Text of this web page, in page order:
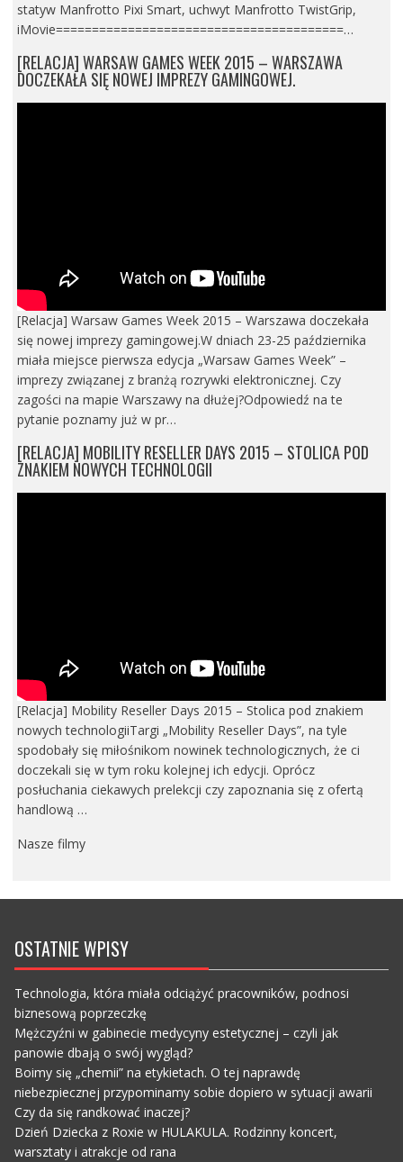
statyw Manfrotto Pixi Smart, uchwyt Manfrotto TwistGrip,
iMovie========================================…
[RELACJA] WARSAW GAMES WEEK 2015 – WARSZAWA
DOCZEKAŁA SIĘ NOWEJ IMPREZY GAMINGOWEJ.
[Relacja] Warsaw Games Week 2015 – Warszawa doczekała
się nowej imprezy gamingowej.W dniach 23-25 października
miała miejsce pierwsza edycja „Warsaw Games Week” –
imprezy związanej z branżą rozrywki elektronicznej. Czy
zagości na mapie Warszawy na dłużej?Odpowiedź na te
pytanie poznamy już w pr…
[RELACJA] MOBILITY RESELLER DAYS 2015 – STOLICA POD
ZNAKIEM NOWYCH TECHNOLOGII
[Relacja] Mobility Reseller Days 2015 – Stolica pod znakiem
nowych technologiiTargi „Mobility Reseller Days”, na tyle
spodobały się miłośnikom nowinek technologicznych, że ci
doczekali się w tym roku kolejnej ich edycji. Oprócz
posłuchania ciekawych prelekcji czy zapoznania się z ofertą
handlową …
Nasze filmy
OSTATNIE WPISY
Technologia, która miała odciążyć pracowników, podnosi
biznesową poprzeczkę
Mężczyźni w gabinecie medycyny estetycznej – czyli jak
panowie dbają o swój wygląd?
Boimy się „chemii” na etykietach. O tej naprawdę
niebezpiecznej przypominamy sobie dopiero w sytuacji awarii
Czy da się randkować inaczej?
Dzień Dziecka z Roxie w HULAKULA. Rodzinny koncert,
warsztaty i atrakcje od rana